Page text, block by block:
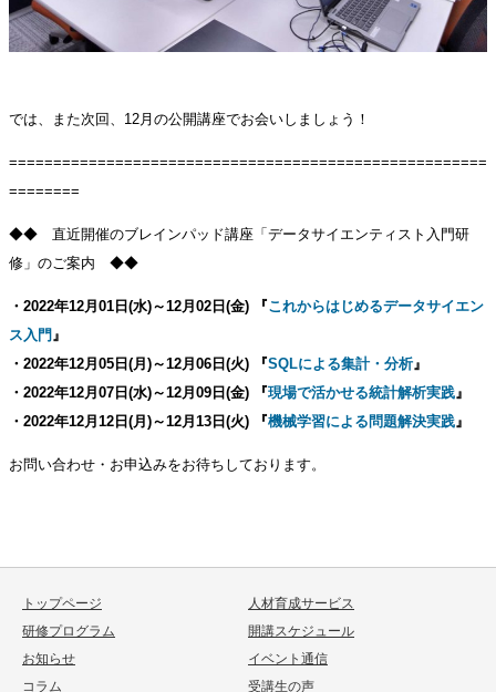
では、また次回、12月の公開講座でお会いしましょう！
======================================================
========
◆◆ 直近開催のブレインパッド講座「データサイエンティスト入門研
修」のご案内 ◆◆
・2022年12月01日(水)～12月02日(金) 『これからはじめるデータサイエン
ス入門 』
・2022年12月05日(月)～12月06日(火) 『SQLによる集計・分析』
・2022年12月07日(水)～12月09日(金) 『現場で活かせる統計解析実践』
・2022年12月12日(月)～12月13日(火) 『機械学習による問題解決実践』
お問い合わせ・お申込みをお待ちしております。
トップページ
人材育成サービス
研修プログラム
開講スケジュール
お知らせ
イベント通信
コラム
受講生の声